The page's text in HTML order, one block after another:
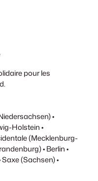
pour les
•
Holstein •
(Mecklenburg-
• Berlin •
(Sachsen) •